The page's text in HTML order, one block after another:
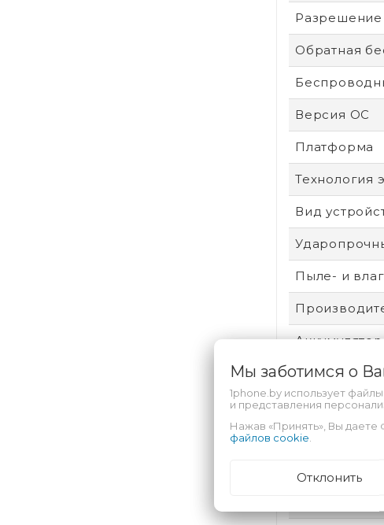
Разрешение
Обратная
Версия ОС
Платформа
Технология
Вид
Пыле- и
Аккумулятор
Техпроцесс
Степень
Мы заботимся о
1phone.by использует
и представления
Нажав «Принять», Вы даете
файлов cookie
Отклонить